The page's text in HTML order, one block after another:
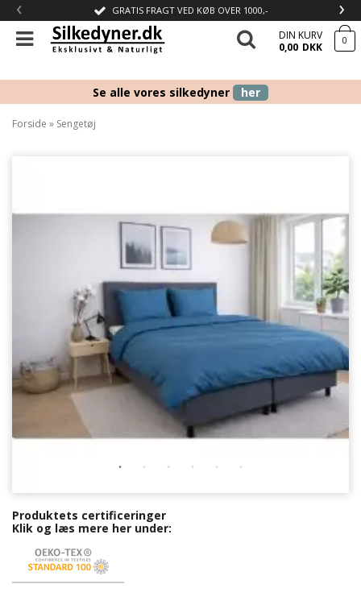
GRATIS FRAGT VED KØB OVER 1000,-
‹ ›
DIN KURV
0,00 DKK 0
Se alle vores silkedyner her
Forside » Sengetøj
Produktets certificeringer
Klik og læs mere her under: